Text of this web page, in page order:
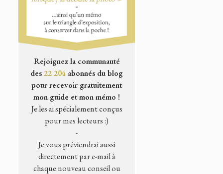
Rejoignez la communauté
des22 204 abonnés du blog
pour recevoir gratuitement
mon guide et mon mémo !
Je les ai spécialement conçus
pour mes lecteurs :)
-
Je vous préviendrai aussi
directement par e-mail à
chaque nouveau conseil ou